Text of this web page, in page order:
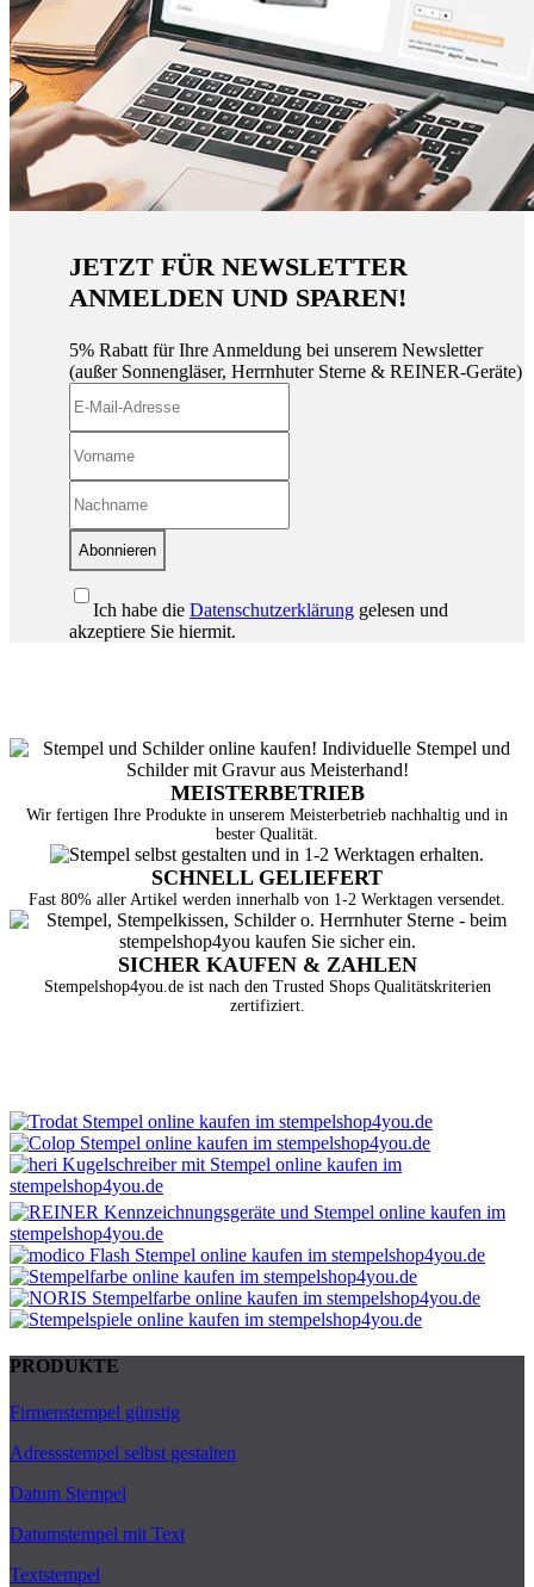
JETZT FÜR NEWSLETTER
ANMELDEN UND SPAREN!
5% Rabatt für Ihre Anmeldung bei unserem Newsletter
(außer Sonnengläser, Herrnhuter Sterne & REINER-Geräte)
Abonnieren
Ich habe die Datenschutzerklärung gelesen und
akzeptiere Sie hiermit.
MEISTERBETRIEB
Wir fertigen Ihre Produkte in unserem Meisterbetrieb nachhaltig und in
bester Qualität.
SCHNELL GELIEFERT
Fast 80% aller Artikel werden innerhalb von 1-2 Werktagen versendet.
SICHER KAUFEN & ZAHLEN
Stempelshop4you.de ist nach den Trusted Shops Qualitätskriterien
zertifiziert.
PRODUKTE
Firmenstempel günstig
Adressstempel selbst gestalten
Datum Stempel
Datumstempel mit Text
Textstempel